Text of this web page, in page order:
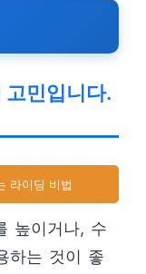
고민입니다.
라이딩 비법
높이거나, 수
하는 것이 좋